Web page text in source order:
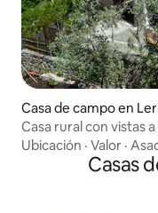
Casa de campo en
Casa rural con vistas
Ubicación · Valor ·
Casas